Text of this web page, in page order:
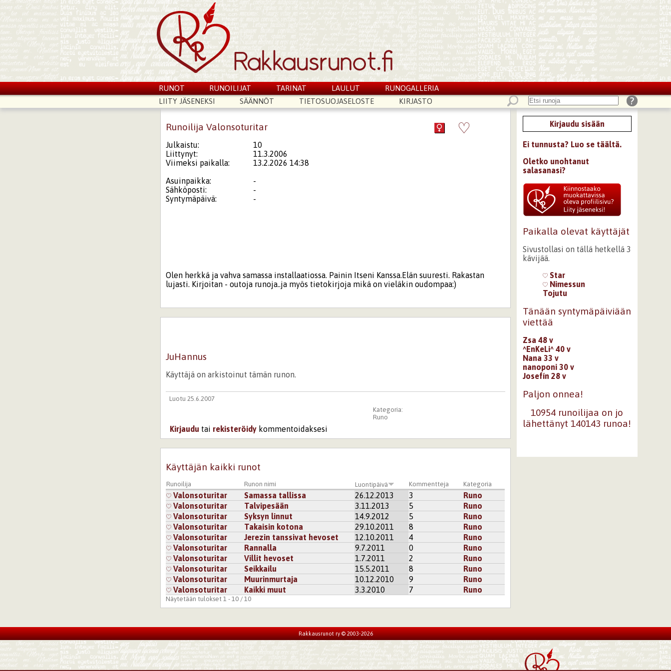
RUNOT RUNOILIJAT TARINAT LAULUT
RUNOGALLERIA
LIITY JÄSENEKSI
SÄÄNNÖT TIETOSUOJASELOSTE KIRJASTO
Runoilija Valonsoturitar ♡
Julkaistu:
10
Liittynyt:
11.3.2006
Viimeksi paikalla:
13.2.2026 14:38
Asuinpaikka:
-
Sähköposti:
-
Syntymäpäivä:
-
Olen herkkä ja vahva samassa installaatiossa. Painin Itseni Kanssa.Elän suuresti. Rakastan
lujasti. Kirjoitan - outoja runoja..ja myös tietokirjoja mikä on vieläkin oudompaa:)
JuHannus
Käyttäjä on arkistoinut tämän runon.
Luotu 25.6.2007
Kategoria:
Runo
Kirjaudu tai rekisteröidy kommentoidaksesi
Käyttäjän kaikki runot
Runoilija Runon nimi Luontipäivä Kommentteja Kategoria
Valonsoturitar Samassa tallissa 26.12.2013 3
Runo
Valonsoturitar
Talvipesään 3.11.2013 5
Runo
Valonsoturitar
Syksyn linnut 14.9.2012 5
Runo
Valonsoturitar
Takaisin kotona 29.10.2011 8
Runo
Valonsoturitar
Jerezin tanssivat hevoset 12.10.2011 4
Runo
Valonsoturitar
Rannalla 9.7.2011 0
Runo
Valonsoturitar
Villit hevoset 1.7.2011 2
Runo
Valonsoturitar
Seikkailu 15.5.2011 8
Runo
Valonsoturitar
Muurinmurtaja 10.12.2010 9
Runo
Valonsoturitar
Kaikki muut 3.3.2010 7 Runo
Näytetään tulokset 1 - 10 / 10
Kirjaudu sisään
Ei tunnusta? Luo se täältä.
Oletko unohtanut
salasanasi?
Paikalla olevat käyttäjät
Sivustollasi on tällä hetkellä 3
kävijää.
Star
Nimessun
Tojutu
Tänään syntymäpäiviään
viettää
Zsa 48 v
^EnKeLi^ 40 v
Nana 33 v
nanoponi 30 v
Josefín 28 v
Paljon onnea!
10954 runoilijaa on jo
lähettänyt 140143 runoa!
Rakkausrunot ry © 2003-2026